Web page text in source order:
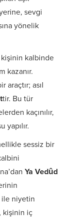
sevgi
yönelik
kişinin kalbinde
kazanır.
araçtır; asıl
tir. Bu tür
kaçınılır,
yapılır.
sessiz bir
Ya Vedûd
ile niyetin
kişinin iç